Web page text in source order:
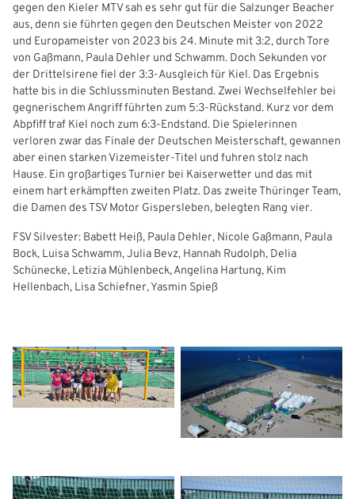
gegen den Kieler MTV sah es sehr gut für die Salzunger Beacher
aus, denn sie führten gegen den Deutschen Meister von 2022
und Europameister von 2023 bis 24. Minute mit 3:2, durch Tore
von Gaßmann, Paula Dehler und Schwamm. Doch Sekunden vor
der Drittelsirene fiel der 3:3-Ausgleich für Kiel. Das Ergebnis
hatte bis in die Schlussminuten Bestand. Zwei Wechselfehler bei
gegnerischem Angriff führten zum 5:3-Rückstand. Kurz vor dem
Abpfiff traf Kiel noch zum 6:3-Endstand. Die Spielerinnen
verloren zwar das Finale der Deutschen Meisterschaft, gewannen
aber einen starken Vizemeister-Titel und fuhren stolz nach
Hause. Ein großartiges Turnier bei Kaiserwetter und das mit
einem hart erkämpften zweiten Platz. Das zweite Thüringer Team,
die Damen des TSV Motor Gispersleben, belegten Rang vier.
FSV Silvester: Babett Heiß, Paula Dehler, Nicole Gaßmann, Paula
Bock, Luisa Schwamm, Julia Bevz, Hannah Rudolph, Delia
Schünecke, Letizia Mühlenbeck, Angelina Hartung, Kim
Hellenbach, Lisa Schiefner, Yasmin Spieß
Previous
WEBSITE DURCHSUCHEN
IHRE LESEZEICHEN
IHR LOGIN
Benutzeranmeldung
sich an der Website anzumelden.
Anmelden
Passwort: